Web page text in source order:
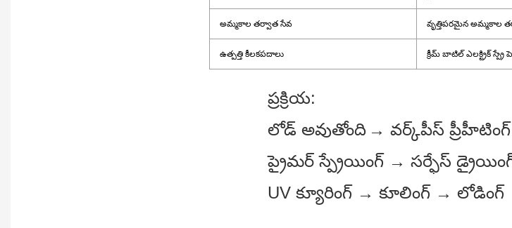
అమ్మకాల తర్వాత సేవ వృత్తిపరమైన అమ్మకాల
ఉత్పత్తి కీలకపదాలు క్రీమ్ బాటిల్ ఎలక్ట్రిక్
ప్రక్రియ:
లోడ్ అవుతోంది → వర్క్‌పీస్
ప్రైమర్ స్ప్రేయింగ్ → సర్ఫేస్
UV క్యూరింగ్ → కూలింగ్ → లోడింగ్